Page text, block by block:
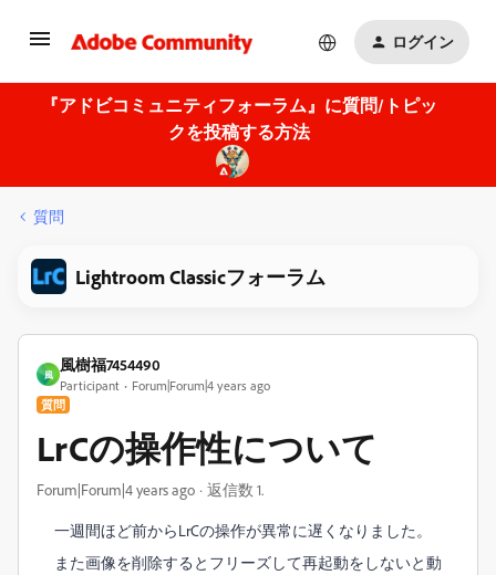
ログイン
『アドビコミュニティフォーラム』に質問/トピッ
クを投稿する方法
質問
Lightroom Classicフォーラム
風
風樹福7454490
Participant Forum|Forum|4 years ago
質問
LrCの操作性について
Forum|Forum|4 years ago 返信数 1.
一週間ほど前からLrCの操作が異常に遅くなりました。
また画像を削除するとフリーズして再起動をしないと動